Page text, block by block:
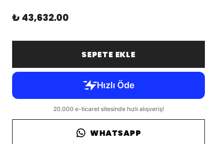
₺ 43,632.00
SEPETE EKLE
WHATSAPP